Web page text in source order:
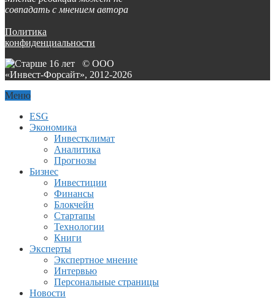
совпадать с мнением автора
Политика
конфиденциальности
© ООО
«Инвест-Форсайт», 2012-2026
Меню
ESG
Экономика
Инвестклимат
Аналитика
Прогнозы
Бизнес
Инвестиции
Финансы
Блокчейн
Стартапы
Технологии
Книги
Эксперты
Экспертное мнение
Интервью
Персональные страницы
Новости